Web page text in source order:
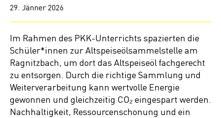
29. Jänner 2026
Im Rahmen des PKK-Unterrichts spazierten die
Schüler*innen zur Altspeiseölsammelstelle am
Ragnitzbach, um dort das Altspeiseöl fachgerecht
zu entsorgen. Durch die richtige Sammlung und
Weiterverarbeitung kann wertvolle Energie
gewonnen und gleichzeitig CO₂ eingespart werden.
Nachhaltigkeit, Ressourcenschonung und ein